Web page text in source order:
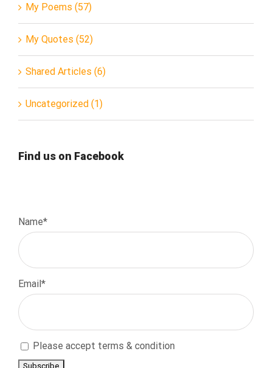
My Poems (57)
My Quotes (52)
Shared Articles (6)
Uncategorized (1)
Find us on Facebook
Name*
Email*
Please accept terms & condition